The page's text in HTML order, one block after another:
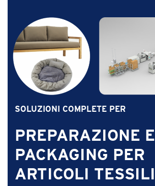
SOLUZIONI COMPLETE PER
PREPARAZIONE E
PACKAGING PER
ARTICOLI TESSILI